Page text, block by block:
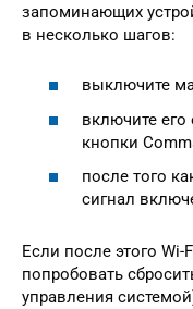
запоминающих
в несколько шагов:
выключите
включите
кнопки
после того
сигнал
Если после этого
попробовать
управления